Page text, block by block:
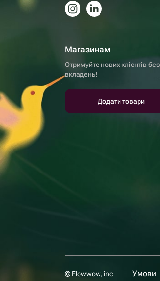
Магазинам
Отримуйте нових клієнтів без
вкладень!
Додати товари
© Flowwow, inc Умови